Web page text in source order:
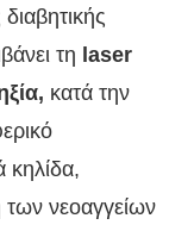
τη laser
κατά την
κηλίδα,
νεοαγγείων